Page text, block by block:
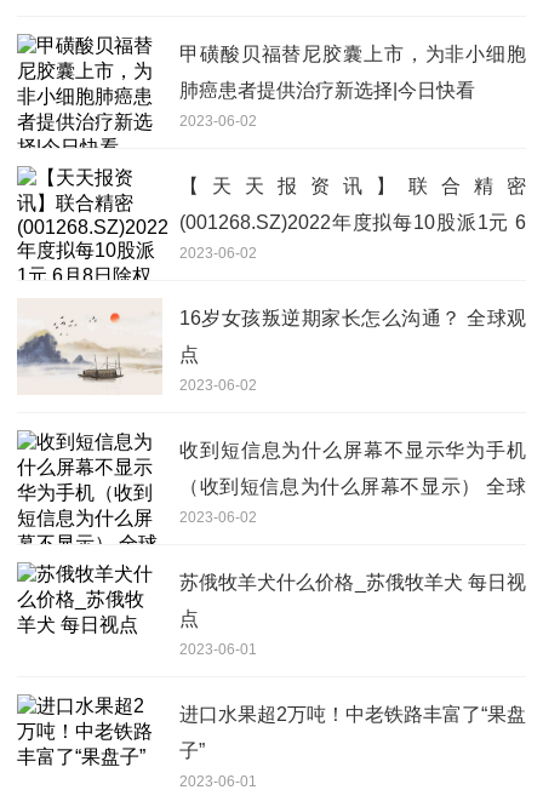
甲磺酸贝福替尼胶囊上市，为非小细胞
肺癌患者提供治疗新选择|今日快看
2023-06-02
【天天报资讯】联合精密
(001268.SZ)2022年度拟每10股派1元 6
月8日除权除息
2023-06-02
16岁女孩叛逆期家长怎么沟通？ 全球观
点
2023-06-02
收到短信息为什么屏幕不显示华为手机
（收到短信息为什么屏幕不显示） 全球
速看料
2023-06-02
苏俄牧羊犬什么价格_苏俄牧羊犬 每日视
点
2023-06-01
进口水果超2万吨！中老铁路丰富了“果盘
子”
2023-06-01